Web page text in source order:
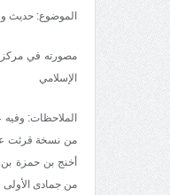
الموضوع: حديث
مصورته في
الإسلامي
الملاحظات: وفيه
من نسخة قرئت
أخنج بن حمزة
من جمادى الأولى سنة 569